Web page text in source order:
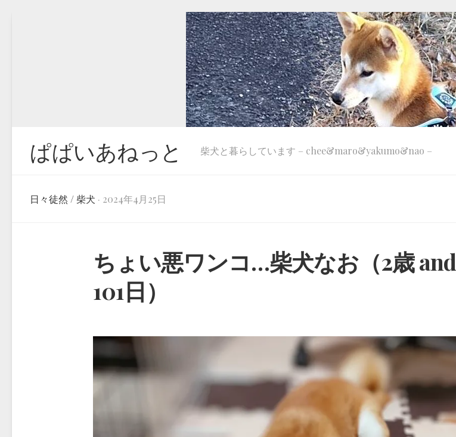
ぱぱいあねっと 柴犬と暮らしています – chee&maro&yakumo&nao –
日々徒然 / 柴犬 · 2024年4月25日
ちょい悪ワンコ…柴犬なお（2歳 and
101日）